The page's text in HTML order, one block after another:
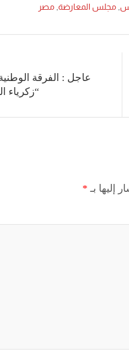
مجلس المعارضة, مصر
عاجل : الفرقة
“زكرياء
إليها بـ *